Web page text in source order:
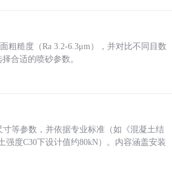
粗糙度（Ra 3.2-6.3μm），并对比不同目数
合适的喷砂参数。
等参数，并依据专业标准（如《混凝土结
强度C30下设计值约80kN）。内容涵盖安装